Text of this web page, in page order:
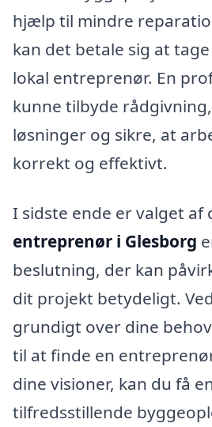
hjælp til mindre
kan det betale sig at
lokal entreprenør. En
kunne tilbyde
løsninger og sikre, at
korrekt og effektivt.
I sidste ende er valget af
entreprenør i Glesborg
beslutning, der kan
dit projekt betydeligt.
grundigt over dine
til at finde en
dine visioner, kan du få
tilfredsstillende